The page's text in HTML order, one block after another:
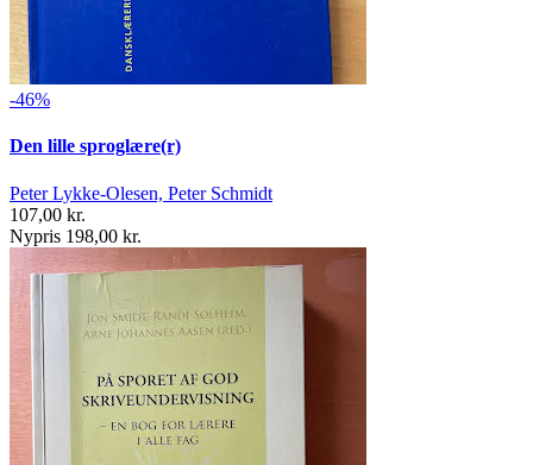
-46%
Den lille sproglære(r)
Peter Lykke-Olesen, Peter Schmidt
107,00 kr.
Nypris 198,00 kr.